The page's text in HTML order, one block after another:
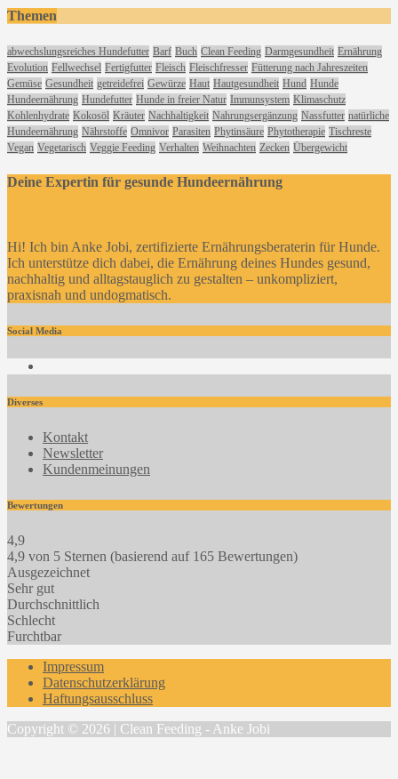
Themen
abwechslungsreiches Hundefutter Barf Buch Clean Feeding Darmgesundheit Ernährung
Evolution Fellwechsel Fertigfutter Fleisch Fleischfresser Fütterung nach Jahreszeiten
Gemüse Gesundheit getreidefrei Gewürze Haut Hautgesundheit Hund Hunde
Hundeernährung Hundefutter Hunde in freier Natur Immunsystem Klimaschutz
Kohlenhydrate Kokosöl Kräuter Nachhaltigkeit Nahrungsergänzung Nassfutter natürliche
Hundeernährung Nährstoffe Omnivor Parasiten Phytinsäure Phytotherapie Tischreste
Vegan Vegetarisch Veggie Feeding Verhalten Weihnachten Zecken Übergewicht
Deine Expertin für gesunde Hundeernährung
Hi! Ich bin Anke Jobi, zertifizierte Ernährungsberaterin für Hunde.
Ich unterstütze dich dabei, die Ernährung deines Hundes gesund,
nachhaltig und alltagstauglich zu gestalten – unkompliziert,
praxisnah und undogmatisch.
Social Media
Diverses
Kontakt
Newsletter
Kundenmeinungen
Bewertungen
4,9
4,9 von 5 Sternen (basierend auf 165 Bewertungen)
Ausgezeichnet
Sehr gut
Durchschnittlich
Schlecht
Furchtbar
Impressum
Datenschutzerklärung
Haftungsausschluss
Copyright © 2026 | Clean Feeding - Anke Jobi